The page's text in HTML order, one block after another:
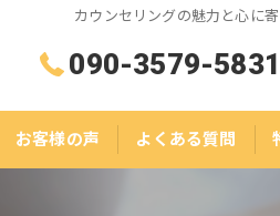
カウンセリングの魅力と心に
090-3579-5831
お客様の声 よくある質問